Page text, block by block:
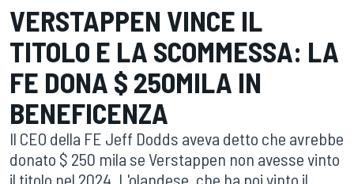
VERSTAPPEN VINCE IL
TITOLO E LA SCOMMESSA: LA
FE DONA $ 250MILA IN
BENEFICENZA
Il CEO della FE Jeff Dodds aveva detto che avrebbe
donato $ 250 mila se Verstappen non avesse vinto
il titolo nel 2024. L'olandese, che ha poi vinto il